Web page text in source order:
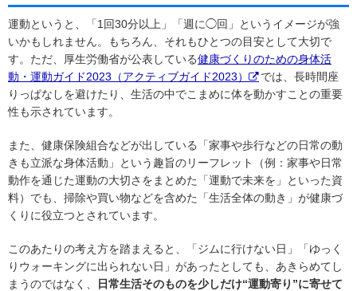
運動というと、「1回30分以上」「週に◯回」というイメージが強
いかもしれません。もちろん、それもひとつの目安として大切で
す。ただ、厚生労働省が公表している健康づくりのための身体活
動・運動ガイド2023（アクティブガイド2023）
では、長時間座
りっぱなしを避けたり、生活の中でこまめに体を動かすことの重要
性も示されています。
また、健康保険組合などが出している「家事や歩行などの日常の動
きも立派な身体活動」という趣旨のリーフレット（例：家事や日常
動作を通じた運動の大切さをまとめた「運動で未来を」といった資
料）でも、掃除や買い物などを含めた「生活全体の動き」が健康づ
くりに役立つとされています。
このあたりの考え方を踏まえると、「ジムに行けない日」「ゆっく
りウォーキングに出られない日」があったとしても、あきらめてし
まうのではなく、
日常生活そのものを少しだけ“運動寄り”に寄せて